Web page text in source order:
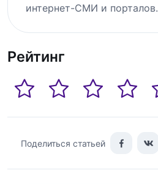
интернет-СМИ и порталов.
Рейтинг
Поделиться статьей